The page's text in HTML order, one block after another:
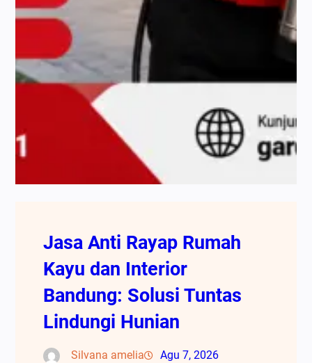
Jasa Anti Rayap Rumah
Kayu dan Interior
Bandung: Solusi Tuntas
Lindungi Hunian
Silvana amelia Agu 7, 2026